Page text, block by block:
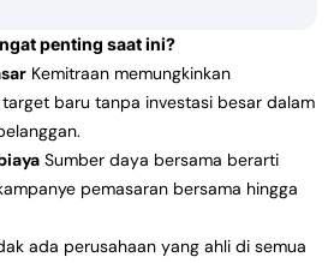
penting saat ini?
Kemitraan memungkinkan
baru tanpa investasi besar dalam
Sumber daya bersama berarti
pemasaran bersama hingga
ada perusahaan yang ahli di semua